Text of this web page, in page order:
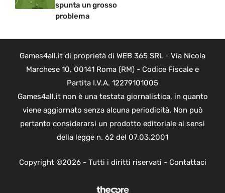
spunta un grosso
problema
Games4all.it di proprietà di WEB 365 SRL - Via Nicola
Marchese 10, 00141 Roma (RM) - Codice Fiscale e
Partita I.V.A. 12279101005
Games4all.it non è una testata giornalistica, in quanto
viene aggiornato senza alcuna periodicità. Non può
pertanto considerarsi un prodotto editoriale ai sensi
della legge n. 62 del 07.03.2001
Copyright ©2026 - Tutti i diritti riservati - Contattaci